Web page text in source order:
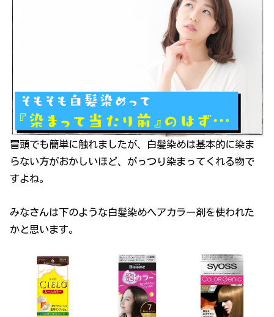
冒頭でも簡単に触れましたが、白髪染めは基本的に染ま
らない方がおかしいほど、がっつり染まってくれる物で
すよね。
みなさんは下のような白髪染めヘアカラー剤を使われた
かと思います。